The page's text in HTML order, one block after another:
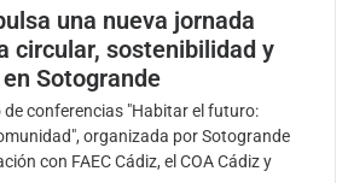
una nueva jornada
circular, sostenibilidad y
Sotogrande
de conferencias "Habitar el futuro:
organizada por Sotogrande
con FAEC Cádiz, el COA Cádiz y